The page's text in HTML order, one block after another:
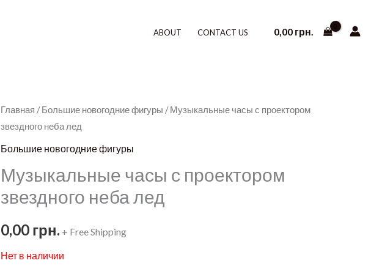
ABOUT CONTACT US 0,00 грн.
Главная /Большие новогодние фигуры / Музыкальные часы с проектором
звездного неба лед
Большие новогодние фигуры
Музыкальные часы с проектором
звездного неба лед
0,00 грн. + Free Shipping
Нет в наличии